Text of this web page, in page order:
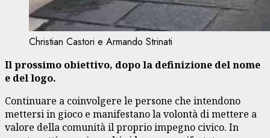
Christian Castori e Armando Strinati
Il prossimo obiettivo, dopo la definizione del nome
e del logo.
Continuare a coinvolgere le persone che intendono
mettersi in gioco e manifestano la volontà di mettere a
valore della comunità il proprio impegno civico. In